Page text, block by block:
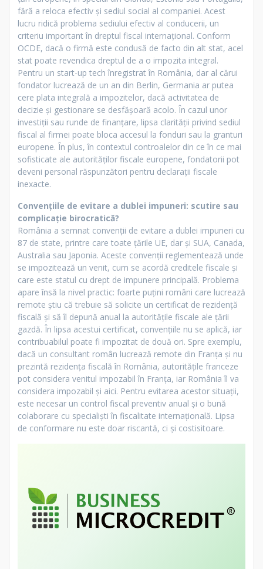
fără a reloca efectiv și sediul social al companiei. Acest
lucru ridică problema sediului efectiv al conducerii, un
criteriu important în dreptul fiscal internațional. Conform
OCDE, dacă o firmă este condusă de facto din alt stat, acel
stat poate revendica dreptul de a o impozita integral.
Pentru un start-up tech înregistrat în România, dar al cărui
fondator lucrează de un an din Berlin, Germania ar putea
cere plata integrală a impozitelor, dacă activitatea de
decizie și gestionare se desfășoară acolo. În cazul unor
investiții sau runde de finanțare, lipsa clarității privind sediul
fiscal al firmei poate bloca accesul la fonduri sau la granturi
europene. În plus, în contextul controalelor din ce în ce mai
sofisticate ale autorităților fiscale europene, fondatorii pot
deveni personal răspunzători pentru declarații fiscale
inexacte.
Convențiile de evitare a dublei impuneri: scutire sau
complicație birocratică?
România a semnat convenții de evitare a dublei impuneri cu
87 de state, printre care toate țările UE, dar și SUA, Canada,
Australia sau Japonia. Aceste convenții reglementează unde
se impozitează un venit, cum se acordă creditele fiscale și
care este statul cu drept de impunere principală. Problema
apare însă la nivel practic: foarte puțini români care lucrează
remote știu că trebuie să solicite un certificat de rezidență
fiscală și să îl depună anual la autoritățile fiscale ale țării
gazdă. În lipsa acestui certificat, convențiile nu se aplică, iar
contribuabilul poate fi impozitat de două ori. Spre exemplu,
dacă un consultant român lucrează remote din Franța și nu
prezintă rezidența fiscală în România, autoritățile franceze
pot considera venitul impozabil în Franța, iar România îl va
considera impozabil și aici. Pentru evitarea acestor situații,
este necesar un control fiscal preventiv anual și o bună
colaborare cu specialiști în fiscalitate internațională. Lipsa
de conformare nu este doar riscantă, ci și costisitoare.